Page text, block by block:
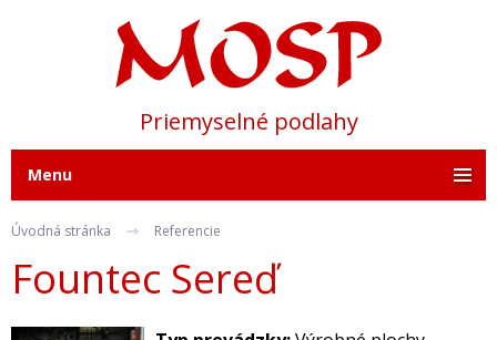
Priemyselné podlahy
Úvodná stránka Referencie
Fountec Sereď
Menu